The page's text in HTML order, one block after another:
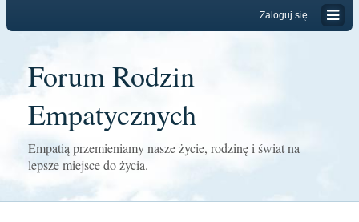
Zaloguj się
Forum Rodzin
Empatycznych
Empatią przemieniamy nasze życie, rodzinę i świat na
lepsze miejsce do życia.